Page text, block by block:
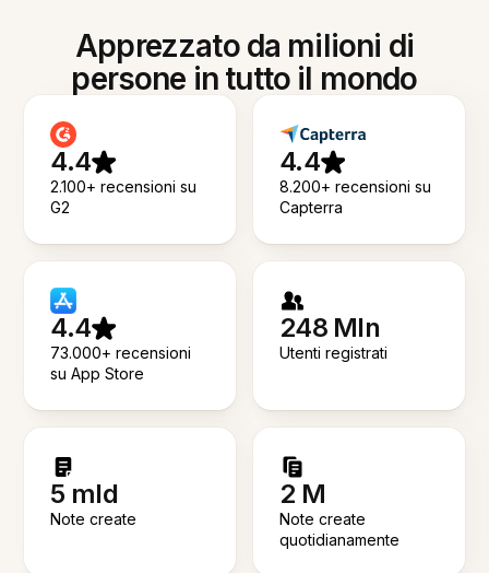
Apprezzato da milioni di
persone in tutto il mondo
4.4
2.100+ recensioni su
G2
4.4
8.200+ recensioni su
Capterra
4.4
73.000+ recensioni
su App Store
248 Mln
Utenti registrati
5 mld
Note create
2 M
Note create
quotidianamente